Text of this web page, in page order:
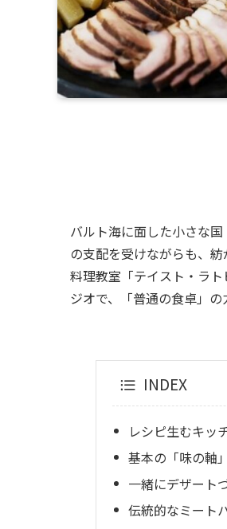
バルト海に面した小さな
の支配を受けながらも、
料理教室「テイスト・ラ
ジオで、「普通の食卓」の
INDEX
レシピ生むキッ
基本の「味の軸
一緒にデザート
伝統的なミート